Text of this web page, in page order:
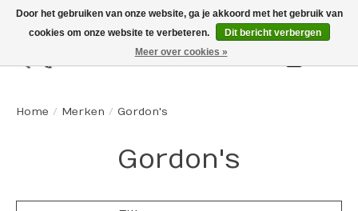
Home / Merken / Gordon's
Gordon's
Door het gebruiken van onze website, ga je akkoord met het gebruik van
cookies om onze website te verbeteren.
Dit bericht verbergen
Meer over cookies »